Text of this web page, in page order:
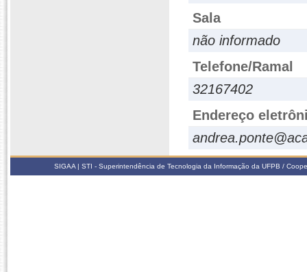
Sala
não informado
Telefone/Ramal
32167402
Endereço
SIGAA | STI - Superintendência de Tecnologia da Informação da UFPB /